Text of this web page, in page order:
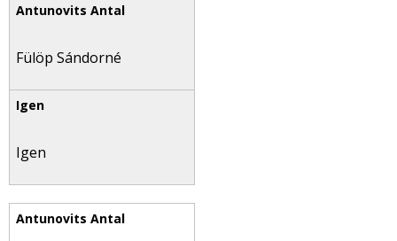
Fülöp Sándorné
Igen